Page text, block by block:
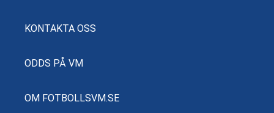
KONTAKTA OSS
ODDS PÅ VM
OM FOTBOLLSVM.SE